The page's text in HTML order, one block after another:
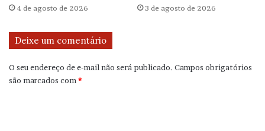
4 de agosto de 2026 3 de agosto de 2026
Deixe um comentário
O seu endereço de e-mail não será publicado. Campos obrigatórios
são marcados com*